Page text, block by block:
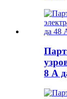
8 А